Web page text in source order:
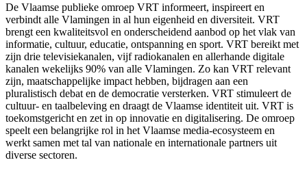
De Vlaamse publieke omroep VRT informeert, inspireert en
verbindt alle Vlamingen in al hun eigenheid en diversiteit. VRT
brengt een kwaliteitsvol en onderscheidend aanbod op het vlak van
informatie, cultuur, educatie, ontspanning en sport. VRT bereikt met
zijn drie televisiekanalen, vijf radiokanalen en allerhande digitale
kanalen wekelijks 90% van alle Vlamingen. Zo kan VRT relevant
zijn, maatschappelijke impact hebben, bijdragen aan een
pluralistisch debat en de democratie versterken. VRT stimuleert de
cultuur- en taalbeleving en draagt de Vlaamse identiteit uit. VRT is
toekomstgericht en zet in op innovatie en digitalisering. De omroep
speelt een belangrijke rol in het Vlaamse media-ecosysteem en
werkt samen met tal van nationale en internationale partners uit
diverse sectoren.